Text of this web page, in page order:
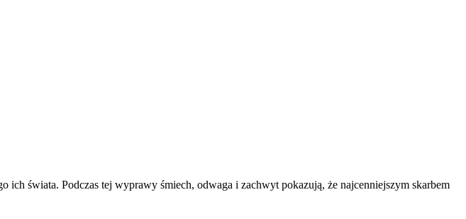
świata. Podczas tej wyprawy śmiech, odwaga i zachwyt pokazują, że najcenniejszym skarbem